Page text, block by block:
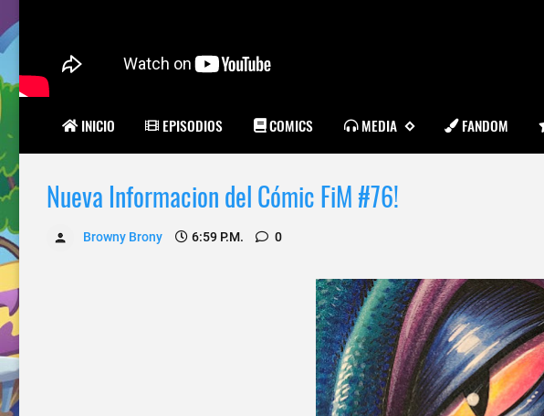
INICIO EPISODIOS COMICS MEDIA FANDOM
Nueva Informacion del Cómic FiM #76!
Browny Brony 6:59 P.m. 0